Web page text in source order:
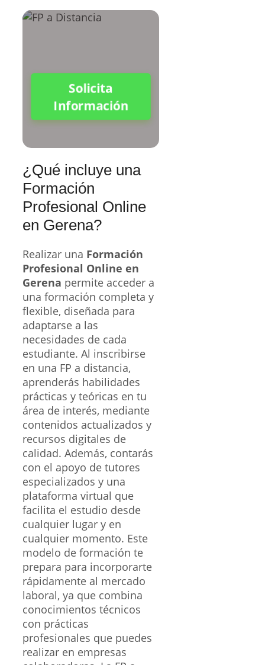
Solicita
Información
¿Qué incluye una
Formación
Profesional Online
en Gerena?
Realizar una Formación
Profesional Online en
Gerena permite acceder a
una formación completa y
flexible, diseñada para
adaptarse a las
necesidades de cada
estudiante. Al inscribirse
en una FP a distancia,
aprenderás habilidades
prácticas y teóricas en tu
área de interés, mediante
contenidos actualizados y
recursos digitales de
calidad. Además, contarás
con el apoyo de tutores
especializados y una
plataforma virtual que
facilita el estudio desde
cualquier lugar y en
cualquier momento. Este
modelo de formación te
prepara para incorporarte
rápidamente al mercado
laboral, ya que combina
conocimientos técnicos
con prácticas
profesionales que puedes
realizar en empresas